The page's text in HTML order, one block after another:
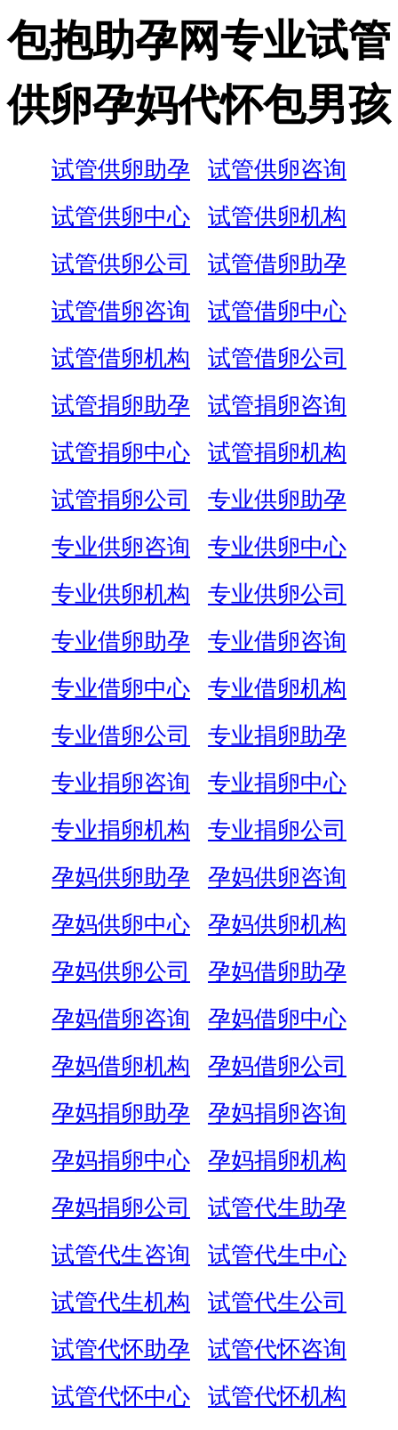
包抱助孕网专业试管
供卵孕妈代怀包男孩
试管供卵助孕
试管供卵咨询
试管供卵中心
试管供卵机构
试管供卵公司
试管借卵助孕
试管借卵咨询
试管借卵中心
试管借卵机构
试管借卵公司
试管捐卵助孕
试管捐卵咨询
试管捐卵中心
试管捐卵机构
试管捐卵公司
专业供卵助孕
专业供卵咨询
专业供卵中心
专业供卵机构
专业供卵公司
专业借卵助孕
专业借卵咨询
专业借卵中心
专业借卵机构
专业借卵公司
专业捐卵助孕
专业捐卵咨询
专业捐卵中心
专业捐卵机构
专业捐卵公司
孕妈供卵助孕
孕妈供卵咨询
孕妈供卵中心
孕妈供卵机构
孕妈供卵公司
孕妈借卵助孕
孕妈借卵咨询
孕妈借卵中心
孕妈借卵机构
孕妈借卵公司
孕妈捐卵助孕
孕妈捐卵咨询
孕妈捐卵中心
孕妈捐卵机构
孕妈捐卵公司
试管代生助孕
试管代生咨询
试管代生中心
试管代生机构
试管代生公司
试管代怀助孕
试管代怀咨询
试管代怀中心
试管代怀机构